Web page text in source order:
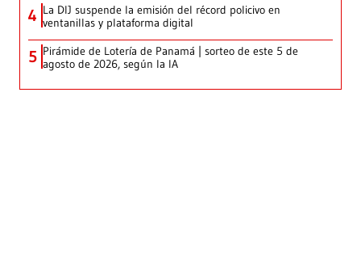
4 La DIJ suspende la emisión del récord policivo en
ventanillas y plataforma digital
5 Pirámide de Lotería de Panamá | sorteo de este 5 de
agosto de 2026, según la IA